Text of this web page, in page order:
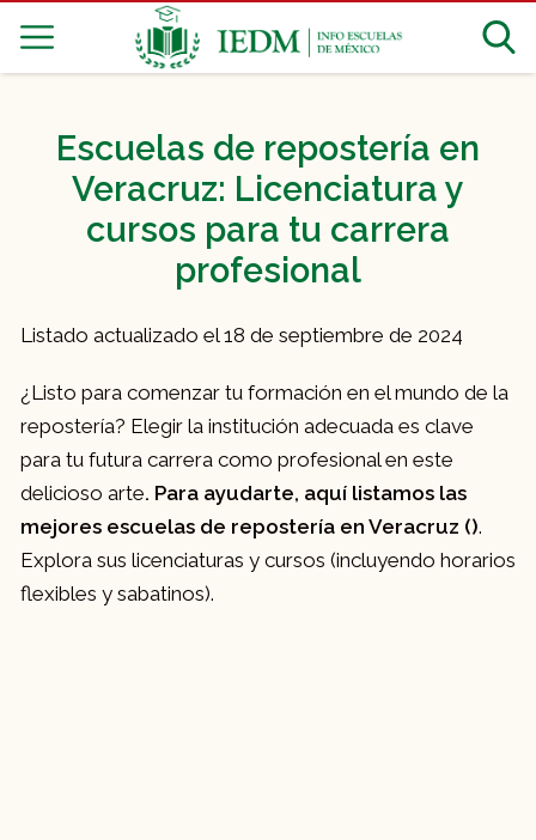
Escuelas de repostería en
Veracruz: Licenciatura y
cursos para tu carrera
profesional
Listado actualizado el 18 de septiembre de 2024
¿Listo para comenzar tu formación en el mundo de la
repostería? Elegir la institución adecuada es clave
para tu futura carrera como profesional en este
delicioso arte. Para ayudarte, aquí listamos las
mejores escuelas de repostería en Veracruz ().
Explora sus licenciaturas y cursos (incluyendo horarios
flexibles y sabatinos).